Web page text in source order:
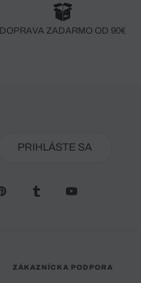
DOPRAVA ZADARMO OD 90€
PRIHLÁSTE SA
ZÁKAZNÍCKA PODPORA